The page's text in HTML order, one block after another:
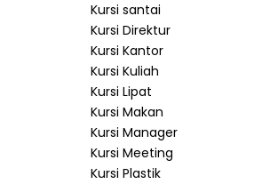
Kursi santai
Kursi Direktur
Kursi Kantor
Kursi Kuliah
Kursi Lipat
Kursi Makan
Kursi Manager
Kursi Meeting
Kursi Plastik